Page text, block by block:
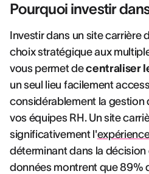
Pourquoi investir
Investir dans un site carrière
choix stratégique aux
vous permet decentraliser
un seul lieu facilement
considérablement la gestion
vos équipes RH. Un site
significativement l'
déterminant dans la
données montrent que 89%